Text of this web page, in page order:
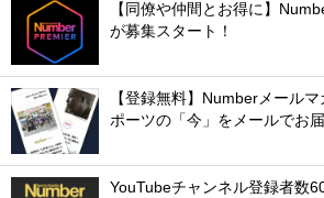
【同僚や仲間とお得に】
が募集スタート！
【登録無料】Numberメール
ポーツの「今」をメールでお届
YouTubeチャンネル登録者数